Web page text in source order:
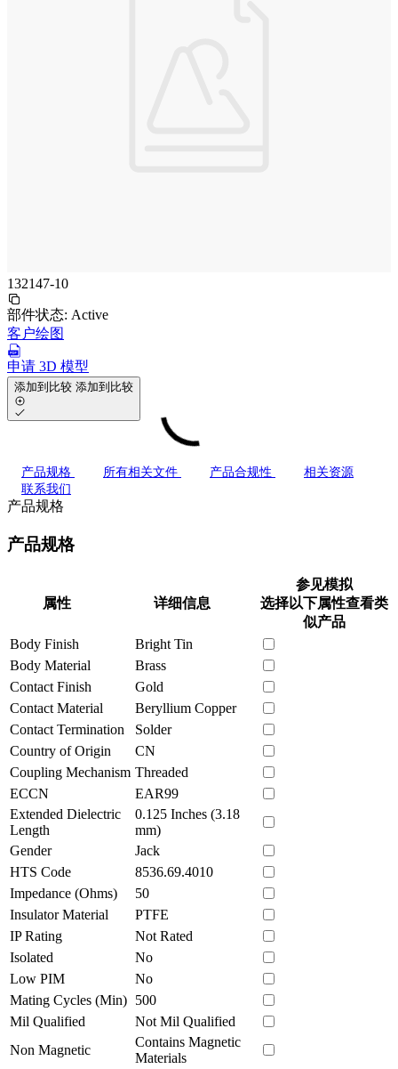
132147-10
部件状态: Active
客户绘图
申请 3D 模型
添加到比较 添加到比较
产品规格 所有相关文件 产品合规性
相关资源
联系我们
产品规格
产品规格
属性 详细信息
参见模拟
选择以下属性查看类
似产品
Body Finish
Bright Tin
Body Material
Brass
Contact Finish
Gold
Contact Material
Beryllium Copper
Contact Termination
Solder
Country of Origin
CN
Coupling Mechanism Threaded
ECCN
EAR99
Extended Dielectric
Length
0.125 Inches (3.18
mm)
Gender
Jack
HTS Code
8536.69.4010
Impedance (Ohms)
50
Insulator Material
PTFE
IP Rating
Not Rated
Isolated
No
Low PIM
No
Mating Cycles (Min) 500
Mil Qualified
Not Mil Qualified
Non Magnetic
Contains Magnetic
Materials